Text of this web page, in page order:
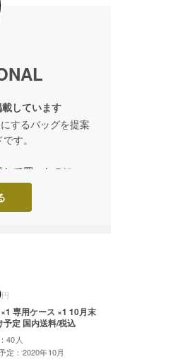
しています
するバッグを提案
す。
て買ったのに、収
かったり…そんな
することを大切に
円
月末
予定 国内送料/税込
40人
定：2020年10月